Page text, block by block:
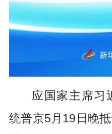
应国家主席习
统普京5月19日晚